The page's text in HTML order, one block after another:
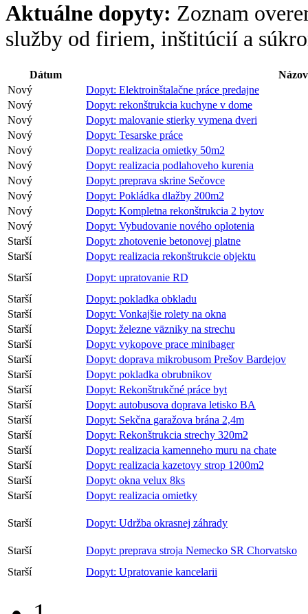
Aktuálne dopyty: Zoznam
služby od firiem, inštitúcií a
Dátum
Názov
Nový
Dopyt: Elektroinštalačne práce predajne
Nový
Dopyt: rekonštrukcia kuchyne v dome
Nový
Dopyt: malovanie stierky vymena dveri
Nový
Dopyt: Tesarske práce
Nový
Dopyt: realizacia omietky 50m2
Nový
Dopyt: realizacia podlahoveho kurenia
Nový
Dopyt: preprava skrine Sečovce
Nový
Dopyt: Pokládka dlažby 200m2
Nový
Dopyt: Kompletna rekonštrukcia 2 bytov
Nový
Dopyt: Vybudovanie nového oplotenia
Starší
Dopyt: zhotovenie betonovej platne
Starší
Dopyt: realizacia rekonštrukcie objektu
Starší
Dopyt: upratovanie RD
Starší
Dopyt: pokladka obkladu
Starší
Dopyt: Vonkajšie rolety na okna
Starší
Dopyt: železne väzniky na strechu
Starší
Dopyt: vykopove prace minibager
Starší
Dopyt: doprava mikrobusom Prešov Bardejov
Starší
Dopyt: pokladka obrubnikov
Starší
Dopyt: Rekonštrukčné práce byt
Starší
Dopyt: autobusova doprava letisko BA
Starší
Dopyt: Sekčna garažova brána 2,4m
Starší
Dopyt: Rekonštrukcia strechy 320m2
Starší
Dopyt: realizacia kamenneho muru na chate
Starší
Dopyt: realizacia kazetovy strop 1200m2
Starší
Dopyt: okna velux 8ks
Starší
Dopyt: realizacia omietky
Starší Dopyt: Udržba okrasnej záhrady
Starší
Dopyt: preprava stroja Nemecko SR Chorvatsko
Starší
Dopyt: Upratovanie kancelarii